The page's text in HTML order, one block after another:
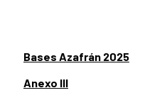
Bases Azafrán 2025
Anexo III